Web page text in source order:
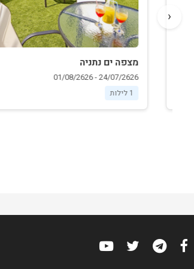
מצפה ים נתניה
24/07/2626 - 01/08/2626
‹